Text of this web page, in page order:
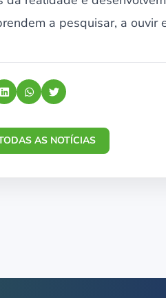
a pesquisar, a ouvir
AS NOTÍCIAS